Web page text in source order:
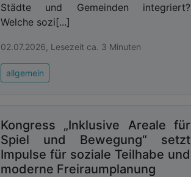
Städte und Gemeinden integriert?
Welche sozi[...]
02.07.2026, Lesezeit ca. 3 Minuten
allgemein
Kongress „Inklusive Areale für
Spiel und Bewegung“ setzt
Impulse für soziale Teilhabe und
moderne Freiraumplanung